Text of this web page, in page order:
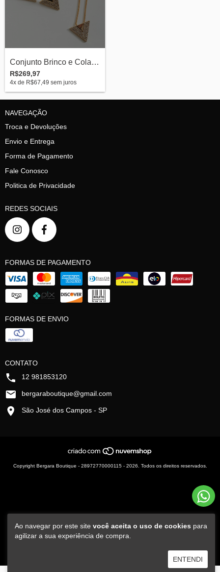
Ao navegar por este site você aceita o uso de cookies para
agilizar a sua experiência de compra.
ENTENDI
Conjunto Brinco e Colar Triangulo com Zi...
R$269,97
4x de R$67,49 sem juros
NAVEGAÇÃO
Troca e Devoluções
Envio e Entrega
Forma de Pagamento
Fale Conosco
Politica de Privacidade
REDES SOCIAIS
FORMAS DE PAGAMENTO
FORMAS DE ENVIO
CONTATO
12 981853120
bergaraboutique@gmail.com
São José dos Campos - SP
Copyright Bergara Boutique - 28972770000115 - 2026. Todos os direitos reservados.